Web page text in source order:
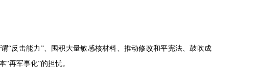
“反击能力”、囤积大量敏感核材料、推动修改和平宪法、鼓吹成
再军事化”的担忧。